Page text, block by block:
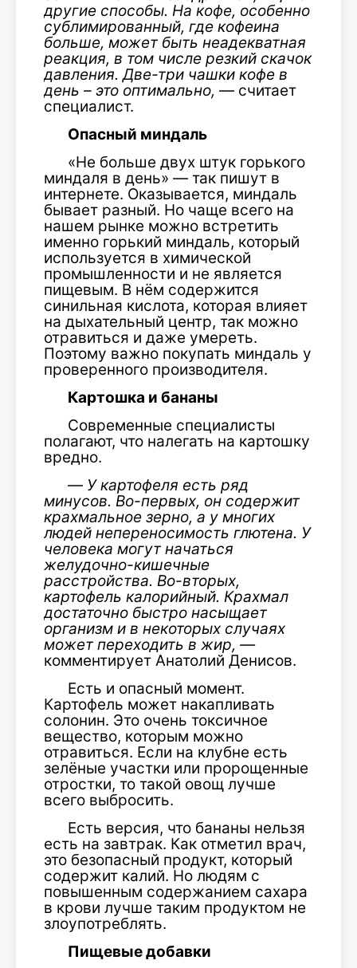
другие способы. На кофе, особенно
сублимированный, где кофеина
больше, может быть неадекватная
реакция, в том числе резкий скачок
давления. Две-три чашки кофе в
день – это оптимально, — считает
специалист.
Опасный миндаль
«Не больше двух штук горького
миндаля в день» — так пишут в
интернете. Оказывается, миндаль
бывает разный. Но чаще всего на
нашем рынке можно встретить
именно горький миндаль, который
используется в химической
промышленности и не является
пищевым. В нём содержится
синильная кислота, которая влияет
на дыхательный центр, так можно
отравиться и даже умереть.
Поэтому важно покупать миндаль у
проверенного производителя.
Картошка и бананы
Современные специалисты
полагают, что налегать на картошку
вредно.
— Укартофеля есть ряд
минусов. Во-первых, он содержит
крахмальное зерно, а у многих
людей непереносимость глютена. У
человека могут начаться
желудочно-кишечные
расстройства. Во-вторых,
картофель калорийный. Крахмал
достаточно быстро насыщает
организм и в некоторых случаях
может переходить в жир, —
комментирует Анатолий Денисов.
Есть и опасный момент.
Картофель может накапливать
солонин. Это очень токсичное
вещество, которым можно
отравиться. Если на клубне есть
зелёные участки или пророщенные
отростки, то такой овощ лучше
всего выбросить.
Есть версия, что бананы нельзя
есть на завтрак. Как отметил врач,
это безопасный продукт, который
содержит калий. Но людям с
повышенным содержанием сахара
в крови лучше таким продуктом не
злоупотреблять.
Пищевые добавки